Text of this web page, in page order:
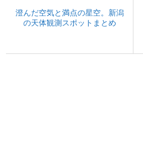
澄んだ空気と満点の星空。新潟
の天体観測スポットまとめ